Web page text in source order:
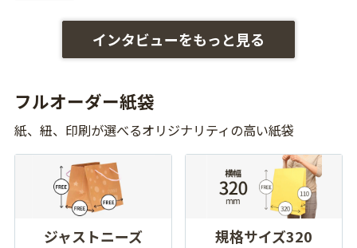
インタビューをもっと見る
フルオーダー紙袋
紙、紐、印刷が選べるオリジナリティの高い紙袋
ジャストニーズ 規格サイズ320